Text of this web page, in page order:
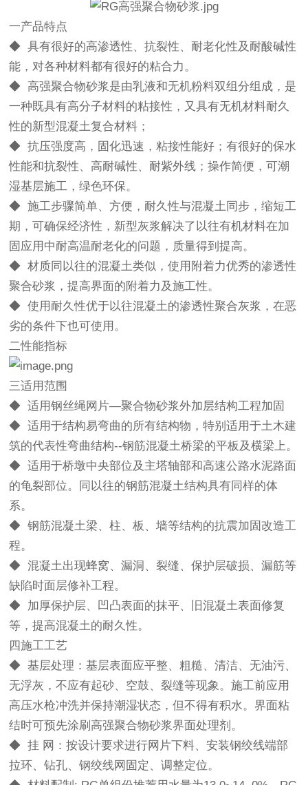
一产品特点
◆ 具有很好的高渗透性、抗裂性、耐老化性及耐酸碱性
能，对各种材料都有很好的粘合力。
◆ 高强聚合物砂浆是由乳液和无机粉料双组分组成，是
一种既具有高分子材料的粘接性，又具有无机材料耐久
性的新型混凝土复合材料；
◆ 抗压强度高，固化迅速，粘接性能好；有很好的保水
性能和抗裂性、高耐碱性、耐紫外线；操作简便，可潮
湿基层施工，绿色环保。
◆ 施工步骤简单、方便，耐久性与混凝土同步，缩短工
期，可确保经济性，新型灰浆解决了以往有机材料在加
固应用中耐高温耐老化的问题，质量得到提高。
◆ 材质同以往的混凝土类似，使用附着力优秀的渗透性
聚合砂浆，提高界面的附着力及施工性。
◆ 使用耐久性优于以往混凝土的渗透性聚合灰浆，在恶
劣的条件下也可使用。
二性能指标
三适用范围
◆ 适用钢丝绳网片—聚合物砂浆外加层结构工程加固
◆ 适用于结构易弯曲的所有结构物，特别适用于土木建
筑的代表性弯曲结构--钢筋混凝土桥梁的平板及横梁上。
◆ 适用于桥墩中央部位及主塔轴部和高速公路水泥路面
的龟裂部位。同以往的钢筋混凝土结构具有同样的体
系。
◆ 钢筋混凝土梁、柱、板、墙等结构的抗震加固改造工
程。
◆ 混凝土出现蜂窝、漏洞、裂缝、保护层破损、漏筋等
缺陷时面层修补工程。
◆ 加厚保护层、凹凸表面的抹平、旧混凝土表面修复
等，提高混凝土的耐久性。
四施工工艺
◆ 基层处理：基层表面应平整、粗糙、清洁、无油污、
无浮灰，不应有起砂、空鼓、裂缝等现象。施工前应用
高压水枪冲洗并保持潮湿状态，但不得有积水。界面粘
结时可预先涂刷高强聚合物砂浆界面处理剂。
◆ 挂 网：按设计要求进行网片下料、安装钢绞线端部
拉环、钻孔、钢绞线网固定、调整定位。